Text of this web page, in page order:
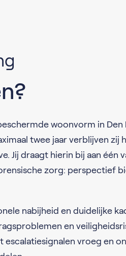
woonvorm in
twee jaar verblijven zij
Jij draagt hierin bij aan één
zorg: perspectief
nabijheid en duidelijke
en
vroeg en